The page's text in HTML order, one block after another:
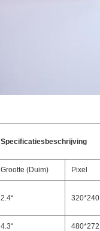
Specificatiesbeschrijving
Grootte (Duim) Pixel
2.4“ 320*240
4.3“ 480*272